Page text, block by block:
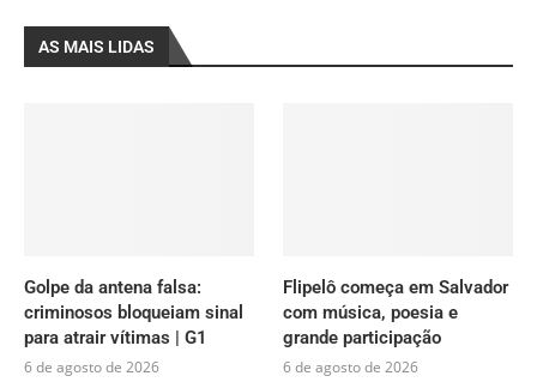
AS MAIS LIDAS
Golpe da antena falsa:
criminosos bloqueiam sinal
para atrair vítimas | G1
6 de agosto de 2026
Flipelô começa em Salvador
com música, poesia e
grande participação
6 de agosto de 2026